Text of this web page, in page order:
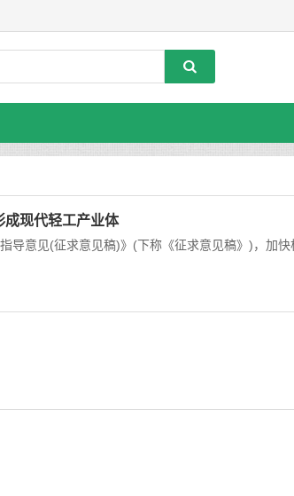
成现代轻工产业体
导意见(征求意见稿)》(下称《征求意见稿》)，加快